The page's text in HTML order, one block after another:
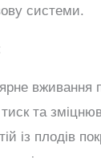
системи.
вживання
та
із плодів